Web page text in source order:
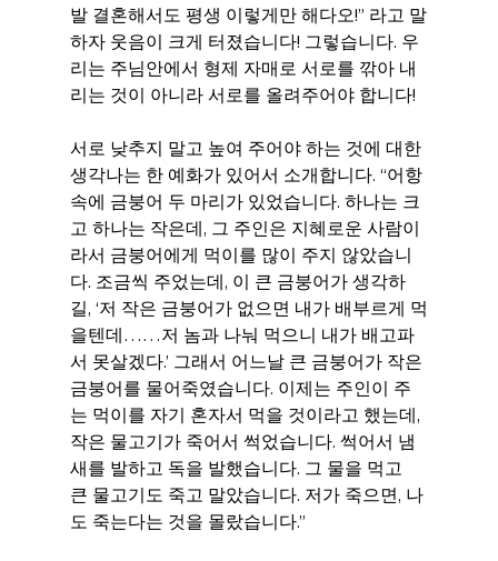
발 결혼해서도 평생 이렇게만 해다오!” 라고 말
하자 웃음이 크게 터졌습니다! 그렇습니다. 우
리는 주님안에서 형제 자매로 서로를 깎아 내
리는 것이 아니라 서로를 올려주어야 합니다!
서로 낮추지 말고 높여 주어야 하는 것에 대한
생각나는 한 예화가 있어서 소개합니다. “어항
속에 금붕어 두 마리가 있었습니다. 하나는 크
고 하나는 작은데, 그 주인은 지혜로운 사람이
라서 금붕어에게 먹이를 많이 주지 않았습니
다. 조금씩 주었는데, 이 큰 금붕어가 생각하
길, ‘저 작은 금붕어가 없으면 내가 배부르게 먹
을텐데……저 놈과 나눠 먹으니 내가 배고파
서 못살겠다.’ 그래서 어느날 큰 금붕어가 작은
금붕어를 물어죽였습니다. 이제는 주인이 주
는 먹이를 자기 혼자서 먹을 것이라고 했는데,
작은 물고기가 죽어서 썩었습니다. 썩어서 냄
새를 발하고 독을 발했습니다. 그 물을 먹고
큰 물고기도 죽고 말았습니다. 저가 죽으면, 나
도 죽는다는 것을 몰랐습니다.”